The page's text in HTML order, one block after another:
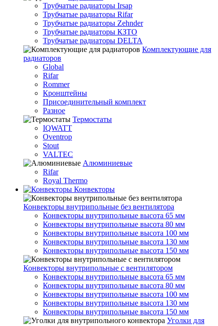
Трубчатые радиаторы Irsap
Трубчатые радиаторы Rifar
Трубчатые радиаторы Zehnder
Трубчатые радиаторы КЗТО
Трубчатые радиаторы DELTA
Комплектующие для
радиаторов
Global
Rifar
Rommer
Кронштейны
Присоединительный комплект
Разное
Термостаты
IQWATT
Oventrop
Stout
VALTEC
Алюминиевые
Rifar
Royal Thermo
Конвекторы
Конвекторы внутрипольные без вентилятора
Конвекторы внутрипольные высота 65 мм
Конвекторы внутрипольные высота 80 мм
Конвекторы внутрипольные высота 100 мм
Конвекторы внутрипольные высота 130 мм
Конвекторы внутрипольные высота 150 мм
Конвекторы внутрипольные с вентилятором
Конвекторы внутрипольные высота 65 мм
Конвекторы внутрипольные высота 80 мм
Конвекторы внутрипольные высота 100 мм
Конвекторы внутрипольные высота 130 мм
Конвекторы внутрипольные высота 150 мм
Уголки для